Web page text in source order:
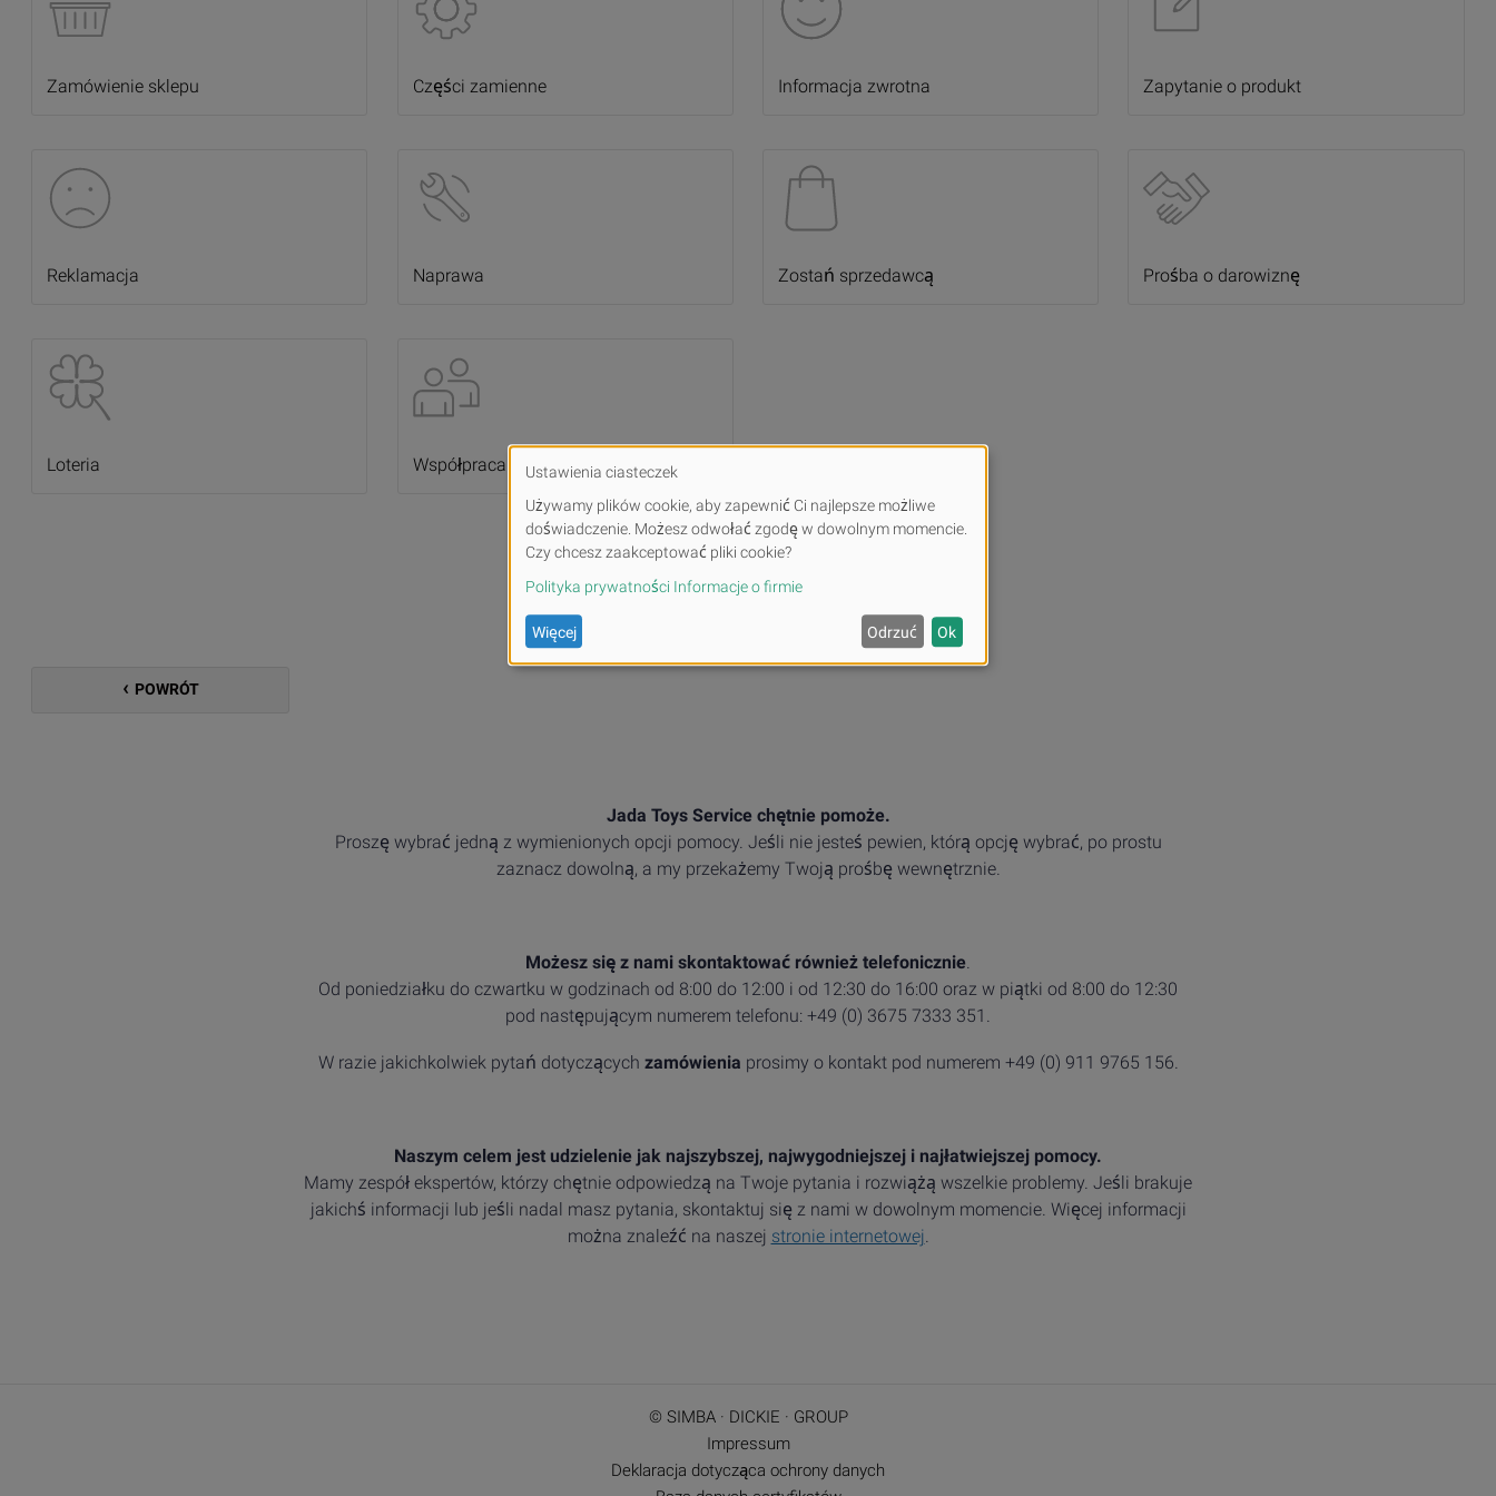
Zamówienie sklepu Części zamienne Informacja zwrotna Zapytanie o produkt
Reklamacja Naprawa Zostań sprzedawcą Prośba o darowiznę
Loteria Współpraca z influencerami
POWRÓT
Jada Toys Service chętnie pomoże.
Proszę wybrać jedną z wymienionych opcji pomocy. Jeśli nie jesteś pewien, którą opcję wybrać, po prostu
zaznacz dowolną, a my przekażemy Twoją prośbę wewnętrznie.
Możesz się z nami skontaktować również telefonicznie.
Od poniedziałku do czwartku w godzinach od 8:00 do 12:00 i od 12:30 do 16:00 oraz w piątki od 8:00 do 12:30
pod następującym numerem telefonu: +49 (0) 3675 7333 351.
W razie jakichkolwiek pytań dotyczących zamówienia prosimy o kontakt pod numerem +49 (0) 911 9765 156.
Naszym celem jest udzielenie jak najszybszej, najwygodniejszej i najłatwiejszej pomocy.
Mamy zespół ekspertów, którzy chętnie odpowiedzą na Twoje pytania i rozwiążą wszelkie problemy. Jeśli brakuje
jakichś informacji lub jeśli nadal masz pytania, skontaktuj się z nami w dowolnym momencie. Więcej informacji
można znaleźć na naszej stronie internetowej.
© SIMBA · DICKIE · GROUP
Impressum
Deklaracja dotycząca ochrony danych